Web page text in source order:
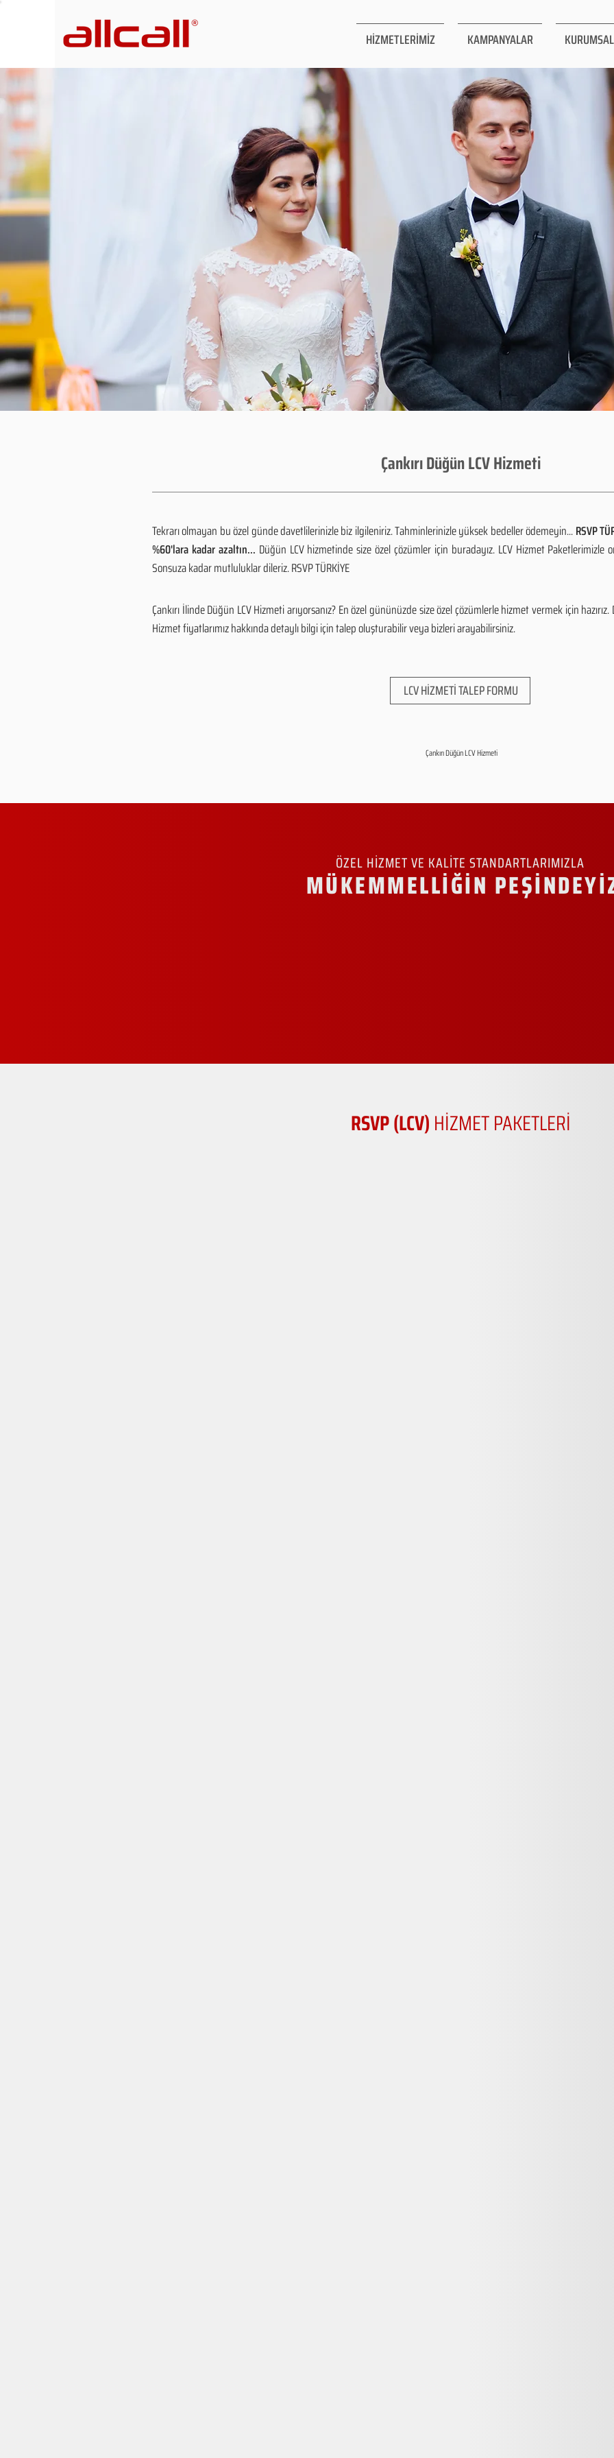
HİZMETLERİMİZ KAMPANYALAR KURUMSAL
Çankırı Düğün LCV Hizmeti
Tekrarı olmayan bu özel günde davetlilerinizle biz ilgileniriz. Tahminlerinizle yüksek bedeller ödemeyin...RSVP
%60'lara kadar azaltın... Düğün LCV hizmetinde size özel çözümler için buradayız. LCV Hizmet
Sonsuza kadar mutluluklar dileriz. RSVP TÜRKİYE
Çankırı İlinde Düğün LCV Hizmeti arıyorsanız? En özel gününüzde size özel çözümlerle hizmet vermek için
Hizmet fiyatlarımız hakkında detaylı bilgi için talep oluşturabilir veya bizleri arayabilirsiniz.
LCV HİZMETİ TALEP FORMU
Çankırı Düğün LCV Hizmeti
ÖZEL HİZMET VE KALİTE STANDARTLARIMIZLA
MÜKEMMELLİĞİN
RSVP (LCV)HİZMET PAKETLERİ